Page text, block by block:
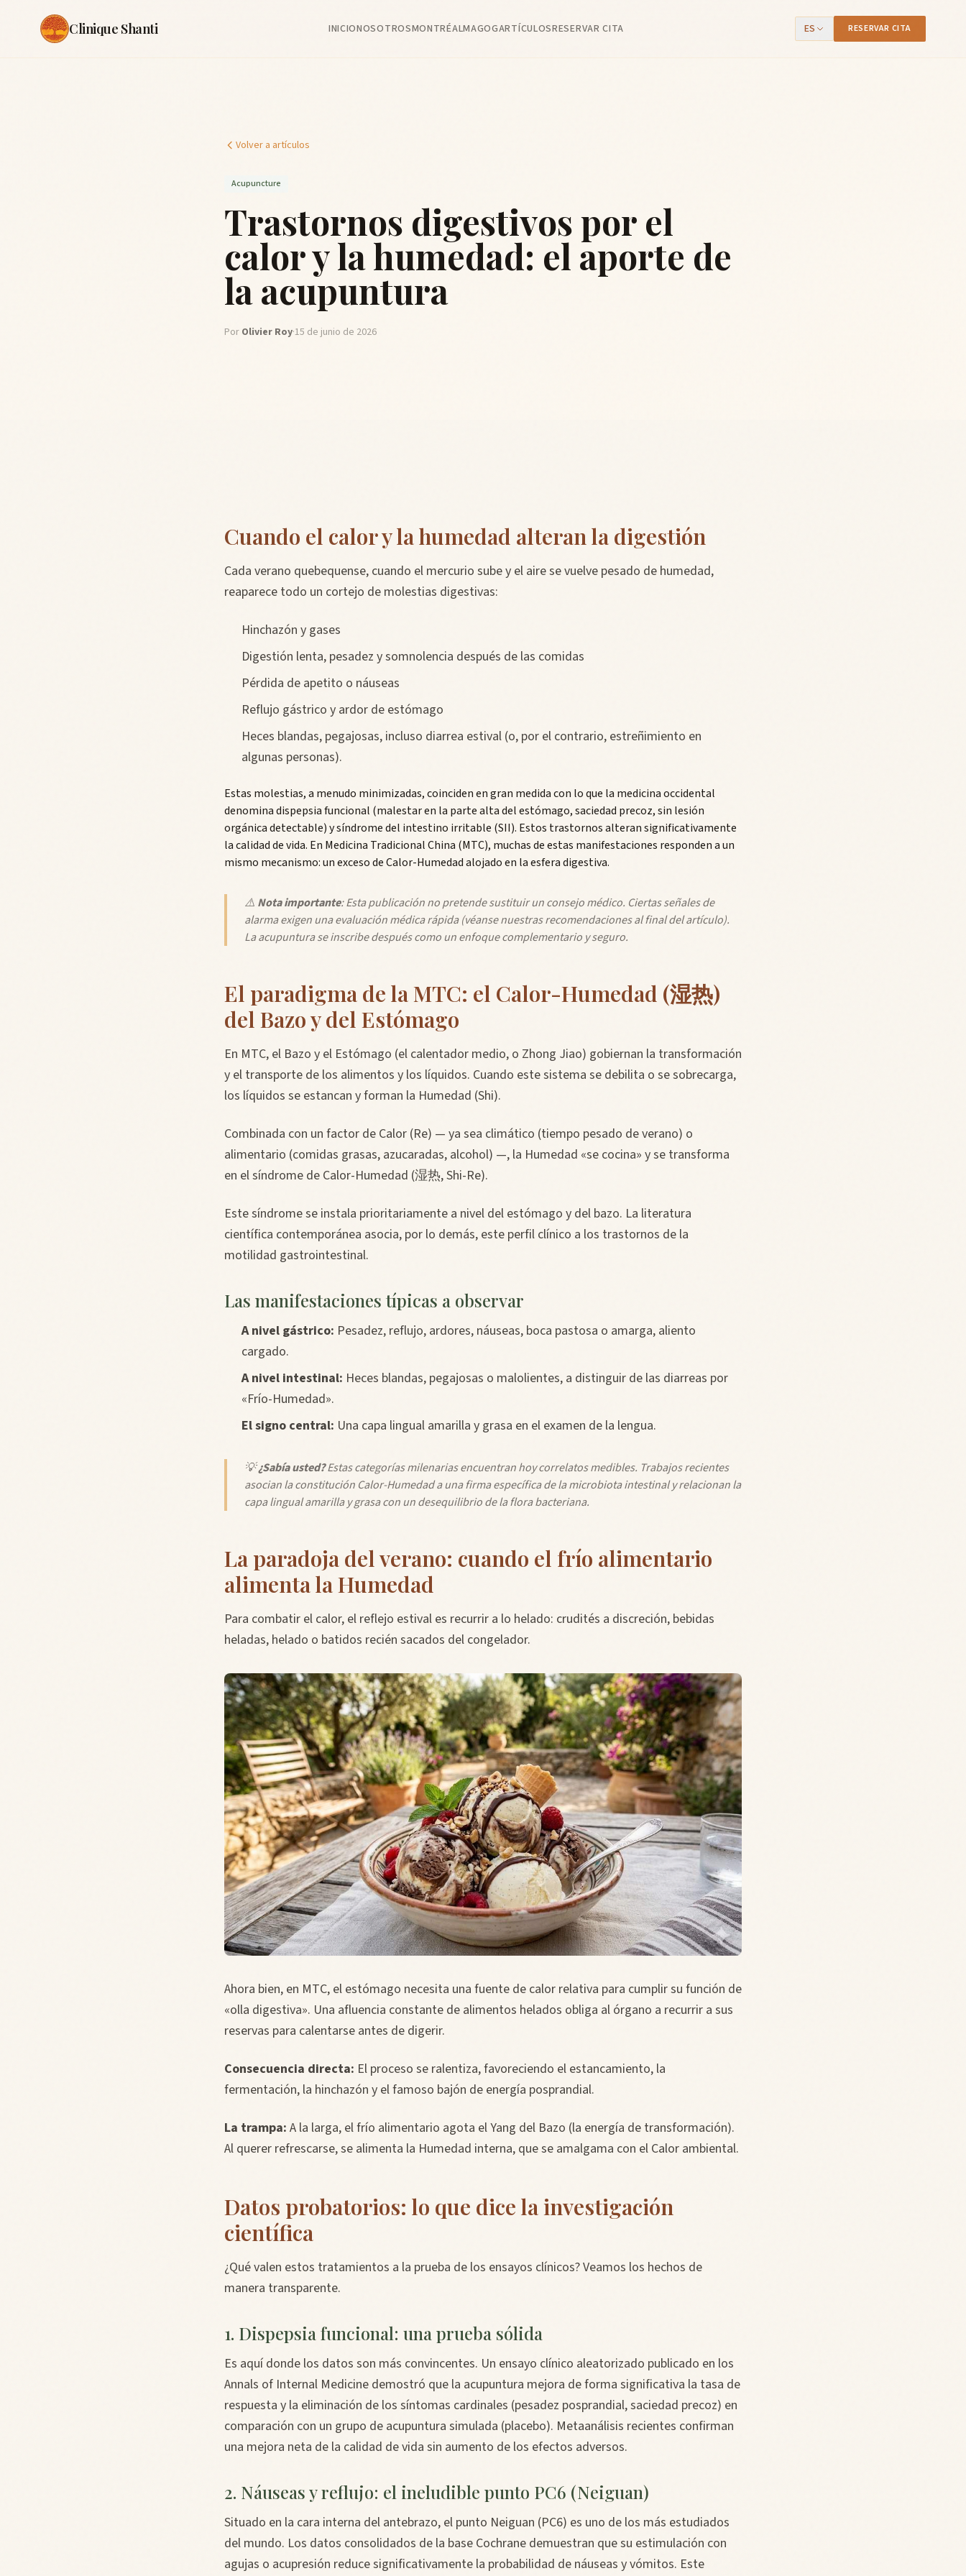
Clinique Shanti INICIONOSOTROSMONTRÉALMAGOGARTÍCULOSRESERVAR CITA ES RESERVAR CITA
Volver a artículos
Acupuncture
Trastornos digestivos por el
calor y la humedad: el aporte de
la acupuntura
Por Olivier Roy·15 de junio de 2026
Cuando el calor y la humedad alteran la digestión
Cada verano quebequense, cuando el mercurio sube y el aire se vuelve pesado de humedad,
reaparece todo un cortejo de molestias digestivas:
Hinchazón y gases
Digestión lenta, pesadez y somnolencia después de las comidas
Pérdida de apetito o náuseas
Reflujo gástrico y ardor de estómago
Heces blandas, pegajosas, incluso diarrea estival (o, por el contrario, estreñimiento en
algunas personas).
Estas molestias, a menudo minimizadas, coinciden en gran medida con lo que la medicina occidental
denomina dispepsia funcional (malestar en la parte alta del estómago, saciedad precoz, sin lesión
orgánica detectable) y síndrome del intestino irritable (SII). Estos trastornos alteran significativamente
la calidad de vida. En Medicina Tradicional China (MTC), muchas de estas manifestaciones responden a un
mismo mecanismo: un exceso de Calor-Humedad alojado en la esfera digestiva.
⚠️ Nota importante: Esta publicación no pretende sustituir un consejo médico. Ciertas señales de
alarma exigen una evaluación médica rápida (véanse nuestras recomendaciones al final del artículo).
La acupuntura se inscribe después como un enfoque complementario y seguro.
El paradigma de la MTC: el Calor-Humedad (湿热)
del Bazo y del Estómago
En MTC, el Bazo y el Estómago (el calentador medio, o Zhong Jiao) gobiernan la transformación
y el transporte de los alimentos y los líquidos. Cuando este sistema se debilita o se sobrecarga,
los líquidos se estancan y forman la Humedad (Shi).
Combinada con un factor de Calor (Re) — ya sea climático (tiempo pesado de verano) o
alimentario (comidas grasas, azucaradas, alcohol) —, la Humedad «se cocina» y se transforma
en el síndrome de Calor-Humedad (湿热, Shi-Re).
Este síndrome se instala prioritariamente a nivel del estómago y del bazo. La literatura
científica contemporánea asocia, por lo demás, este perfil clínico a los trastornos de la
motilidad gastrointestinal.
Las manifestaciones típicas a observar
A nivel gástrico: Pesadez, reflujo, ardores, náuseas, boca pastosa o amarga, aliento
cargado.
A nivel intestinal: Heces blandas, pegajosas o malolientes, a distinguir de las diarreas por
«Frío-Humedad».
El signo central: Una capa lingual amarilla y grasa en el examen de la lengua.
💡¿Sabía usted?Estas categorías milenarias encuentran hoy correlatos medibles. Trabajos recientes
asocian la constitución Calor-Humedad a una firma específica de la microbiota intestinal y relacionan la
capa lingual amarilla y grasa con un desequilibrio de la flora bacteriana.
La paradoja del verano: cuando el frío alimentario
alimenta la Humedad
Para combatir el calor, el reflejo estival es recurrir a lo helado: crudités a discreción, bebidas
heladas, helado o batidos recién sacados del congelador.
Ahora bien, en MTC, el estómago necesita una fuente de calor relativa para cumplir su función de
«olla digestiva». Una afluencia constante de alimentos helados obliga al órgano a recurrir a sus
reservas para calentarse antes de digerir.
Consecuencia directa: El proceso se ralentiza, favoreciendo el estancamiento, la
fermentación, la hinchazón y el famoso bajón de energía posprandial.
La trampa: A la larga, el frío alimentario agota el Yang del Bazo (la energía de transformación).
Al querer refrescarse, se alimenta la Humedad interna, que se amalgama con el Calor ambiental.
Datos probatorios: lo que dice la investigación
científica
¿Qué valen estos tratamientos a la prueba de los ensayos clínicos? Veamos los hechos de
manera transparente.
1. Dispepsia funcional: una prueba sólida
Es aquí donde los datos son más convincentes. Un ensayo clínico aleatorizado publicado en los
Annals of Internal Medicine demostró que la acupuntura mejora de forma significativa la tasa de
respuesta y la eliminación de los síntomas cardinales (pesadez posprandial, saciedad precoz) en
comparación con un grupo de acupuntura simulada (placebo). Metaanálisis recientes confirman
una mejora neta de la calidad de vida sin aumento de los efectos adversos.
2. Náuseas y reflujo: el ineludible punto PC6 (Neiguan)
Situado en la cara interna del antebrazo, el punto Neiguan (PC6) es uno de los más estudiados
del mundo. Los datos consolidados de la base Cochrane demuestran que su estimulación con
agujas o acupresión reduce significativamente la probabilidad de náuseas y vómitos. Este